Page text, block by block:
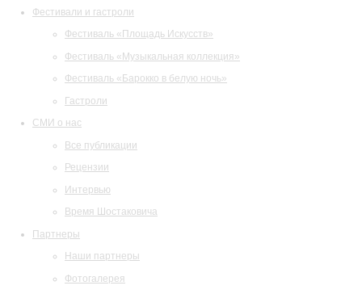
Фестивали и гастроли
Фестиваль «Площадь Искусств»
Фестиваль «Музыкальная коллекция»
Фестиваль «Барокко в белую ночь»
Гастроли
СМИ о нас
Все публикации
Рецензии
Интервью
Время Шостаковича
Партнеры
Наши партнеры
Фотогалерея